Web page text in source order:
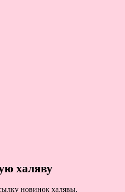
халяву
новинок халявы.